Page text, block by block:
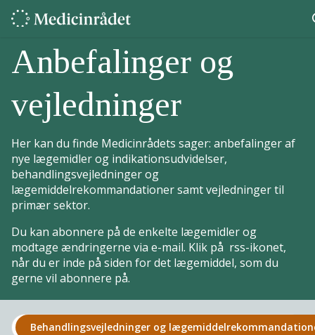
Anbefalinger og
vejledninger
Her kan du finde Medicinrådets sager: anbefalinger af
nye lægemidler og indikationsudvidelser,
behandlingsvejledninger og
lægemiddelrekommandationer samt vejledninger til
primær sektor.
Du kan abonnere på de enkelte lægemidler og
modtage ændringerne via e-mail. Klik på rss-ikonet,
når du er inde på siden for det lægemiddel, som du
gerne vil abonnere på.
Behandlings­vejledninger og